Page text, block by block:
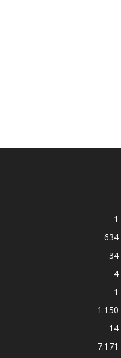
1
634
34
4
1
1.150
14
7.171